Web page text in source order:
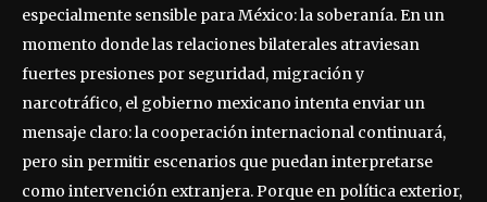
especialmente sensible para México: la soberanía. En un
momento donde las relaciones bilaterales atraviesan
fuertes presiones por seguridad, migración y
narcotráfico, el gobierno mexicano intenta enviar un
mensaje claro: la cooperación internacional continuará,
pero sin permitir escenarios que puedan interpretarse
como intervención extranjera. Porque en política exterior,